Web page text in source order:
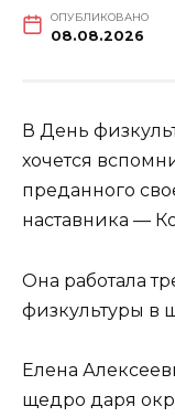
ОПУБЛИКОВАНО
08.08.2026
В День
хочется
преданного
наставника —
Она работала
физкультуры в
Елена
щедро даря